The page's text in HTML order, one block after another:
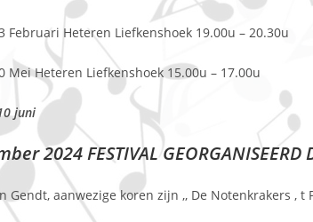
Februari Heteren Liefkenshoek 19.00u – 20.30u
Mei Heteren Liefkenshoek 15.00u – 17.00u
juni
2024 FESTIVAL GEORGANISEERD
Gendt, aanwezige koren zijn ,, De Notenkrakers , t